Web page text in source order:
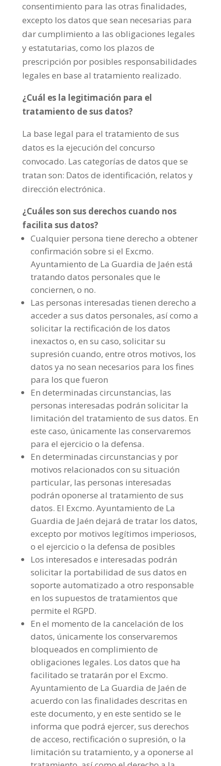
consentimiento para las otras finalidades,
excepto los datos que sean necesarias para
dar cumplimiento a las obligaciones legales
y estatutarias, como los plazos de
prescripción por posibles responsabilidades
legales en base al tratamiento realizado.
¿Cuál es la legitimación para el
tratamiento de sus datos?
La base legal para el tratamiento de sus
datos es la ejecución del concurso
convocado. Las categorías de datos que se
tratan son: Datos de identificación, relatos y
dirección electrónica.
¿Cuáles son sus derechos cuando nos
facilita sus datos?
Cualquier persona tiene derecho a obtener
confirmación sobre si el Excmo.
Ayuntamiento de La Guardia de Jaén está
tratando datos personales que le
conciernen, o no.
Las personas interesadas tienen derecho a
acceder a sus datos personales, así como a
solicitar la rectificación de los datos
inexactos o, en su caso, solicitar su
supresión cuando, entre otros motivos, los
datos ya no sean necesarios para los fines
para los que fueron
En determinadas circunstancias, las
personas interesadas podrán solicitar la
limitación del tratamiento de sus datos. En
este caso, únicamente las conservaremos
para el ejercicio o la defensa.
En determinadas circunstancias y por
motivos relacionados con su situación
particular, las personas interesadas
podrán oponerse al tratamiento de sus
datos. El Excmo. Ayuntamiento de La
Guardia de Jaén dejará de tratar los datos,
excepto por motivos legítimos imperiosos,
o el ejercicio o la defensa de posibles
Los interesados e interesadas podrán
solicitar la portabilidad de sus datos en
soporte automatizado a otro responsable
en los supuestos de tratamientos que
permite el RGPD.
En el momento de la cancelación de los
datos, únicamente los conservaremos
bloqueados en complimiento de
obligaciones legales. Los datos que ha
facilitado se tratarán por el Excmo.
Ayuntamiento de La Guardia de Jaén de
acuerdo con las finalidades descritas en
este documento, y en este sentido se le
informa que podrá ejercer, sus derechos
de acceso, rectificación o supresión, o la
limitación su tratamiento, y a oponerse al